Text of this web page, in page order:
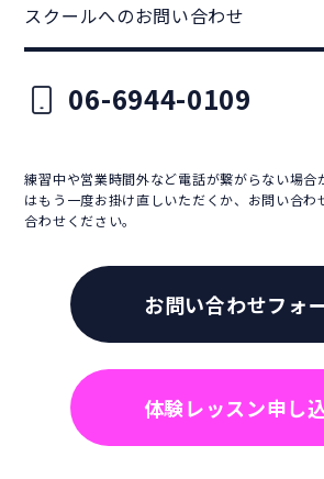
スクールへのお問い合わせ
06-6944-0109
練習中や営業時間外など電話が繋がらない場合
はもう一度お掛け直しいただくか、お問い合わ
合わせください。
お問い合わせフォ
体験レッスン申し